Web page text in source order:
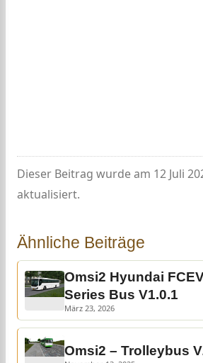
Dieser Beitrag wurde am 12 Juli
aktualisiert.
Ähnliche Beiträge
Omsi2 Hyundai
Series Bus V1.0.1
März 23, 2026
Omsi2 – Trolleybus